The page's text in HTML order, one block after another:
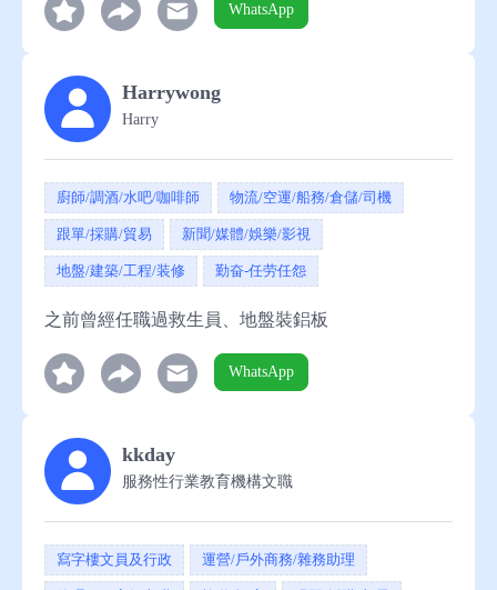
WhatsApp
Harrywong
Harry
廚師/調酒/水吧/咖啡師 物流/空運/船務/倉儲/司機
跟單/採購/貿易 新聞/媒體/娛樂/影視
地盤/建築/工程/装修 勤奋-任劳任怨
之前曾經任職過救生員、地盤裝鋁板
WhatsApp
kkday
服務性行業教育機構文職
寫字樓文員及行政 運營/戶外商務/雜務助理